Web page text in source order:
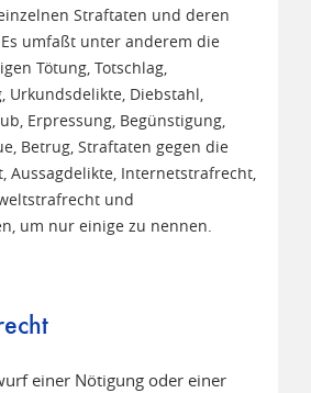
Straftaten und deren
umfaßt unter anderem die
Tötung, Totschlag,
Urkundsdelikte, Diebstahl,
Erpressung, Begünstigung,
Betrug, Straftaten gegen die
Aussagdelikte, Internetstrafrecht,
und
um nur einige zu nennen.
einer Nötigung oder einer